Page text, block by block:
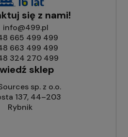
się z nami!
info@499.pl
665 499 499
663 499 499
324 270 499
sklep
sp. z o.o.
137, 44–203
Rybnik